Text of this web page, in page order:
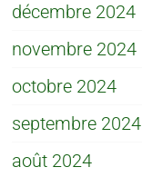
décembre 2024
novembre 2024
octobre 2024
septembre 2024
août 2024